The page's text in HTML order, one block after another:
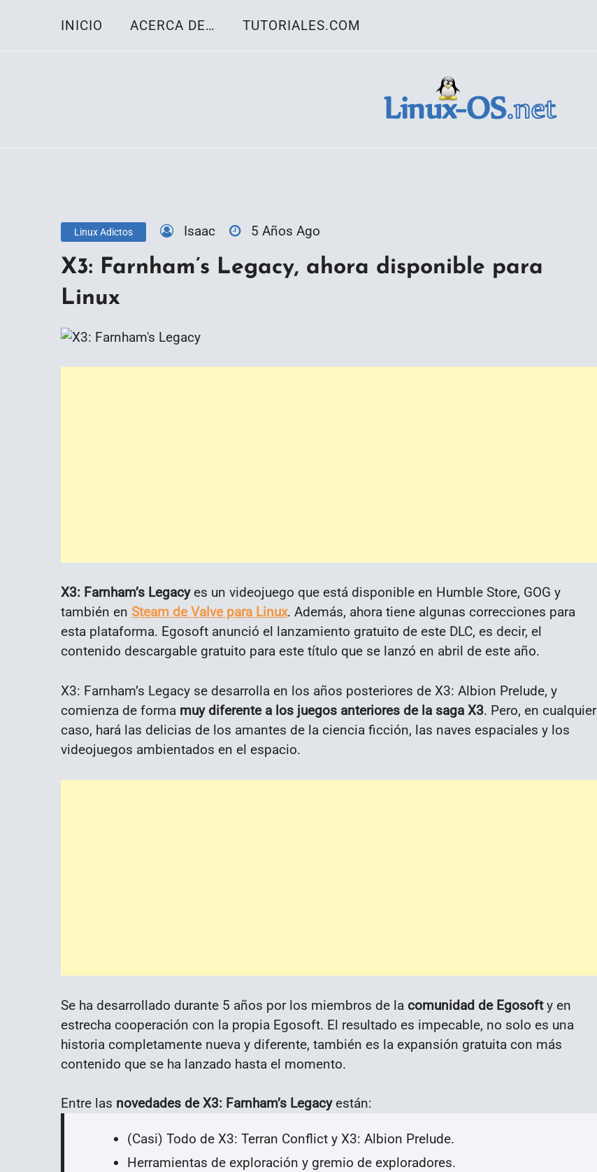
INICIO ACERCA DE… TUTORIALES.COM
Linux Adictos Isaac 5 Años Ago
X3: Farnham’s Legacy, ahora disponible para
Linux
X3: Farnham’s Legacyes un videojuego que está disponible en Humble Store, GOG y
también en Steam de Valve para Linux. Además, ahora tiene algunas correcciones para
esta plataforma. Egosoft anunció el lanzamiento gratuito de este DLC, es decir, el
contenido descargable gratuito para este título que se lanzó en abril de este año.
X3: Farnham’s Legacy se desarrolla en los años posteriores de X3: Albion Prelude, y
comienza de forma muy diferente a los juegos anteriores de la saga X3. Pero, en cualquier
caso, hará las delicias de los amantes de la ciencia ficción, las naves espaciales y los
videojuegos ambientados en el espacio.
Se ha desarrollado durante 5 años por los miembros de la comunidad de Egosofty en
estrecha cooperación con la propia Egosoft. El resultado es impecable, no solo es una
historia completamente nueva y diferente, también es la expansión gratuita con más
contenido que se ha lanzado hasta el momento.
Entre las novedades de X3: Farnham’s Legacyestán:
(Casi) Todo de X3: Terran Conflict y X3: Albion Prelude.
Herramientas de exploración y gremio de exploradores.